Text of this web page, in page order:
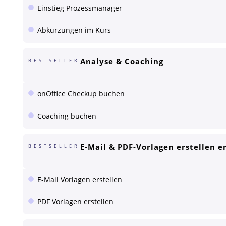
Einstieg Prozessmanager
Abkürzungen im Kurs
BESTSELLER Analyse & Coaching
onOffice Checkup buchen
Coaching buchen
BESTSELLER E-Mail & PDF-Vorlagen erstellen
E-Mail Vorlagen erstellen
PDF Vorlagen erstellen